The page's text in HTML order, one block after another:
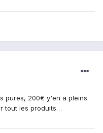
pures, 200€ y'en a pleins
tout les produits…